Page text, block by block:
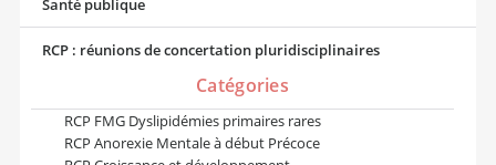
Santé publique
RCP : réunions de concertation pluridisciplinaires
Catégories
RCP FMG Dyslipidémies primaires rares
RCP Anorexie Mentale à début Précoce